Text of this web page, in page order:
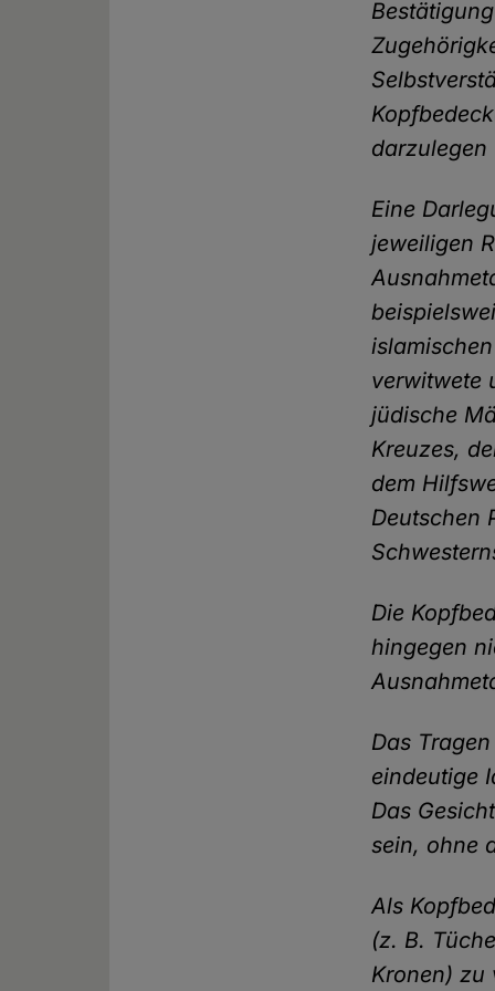
darzulegen
Eine
jeweiligen
verwitwete
jüdische
Kreuzes,
dem
Deutschen
Die
hingegen
Das
eindeutige
Das
sein, ohne
Als
(z. B.
Kronen) zu